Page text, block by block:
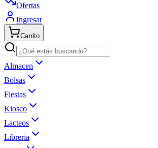
Ofertas
Ingresar
Carrito
Almacen
Bolsas
Fiestas
Kiosco
Lacteos
Libreria